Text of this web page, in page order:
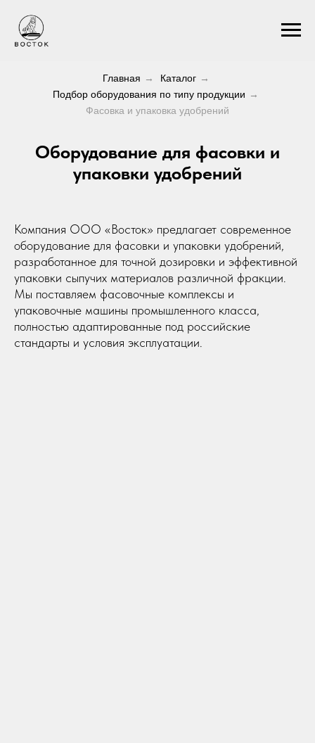
Главная → Каталог →
Подбор оборудования по типу продукции →
Фасовка и упаковка удобрений
Оборудование для фасовки и
упаковки удобрений
Компания ООО «Восток» предлагает современное
оборудование для фасовки и упаковки удобрений,
разработанное для точной дозировки и эффективной
упаковки сыпучих материалов различной фракции.
Мы поставляем фасовочные комплексы и
упаковочные машины промышленного класса,
полностью адаптированные под российские
стандарты и условия эксплуатации.